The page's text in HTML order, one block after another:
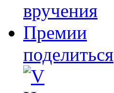
поделиться